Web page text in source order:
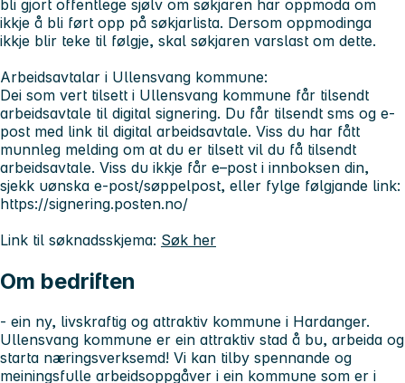
bli gjort offentlege sjølv om søkjaren har oppmoda om
ikkje å bli ført opp på søkjarlista. Dersom oppmodinga
ikkje blir teke til følgje, skal søkjaren varslast om dette.
Arbeidsavtalar i Ullensvang kommune:
Dei som vert tilsett i Ullensvang kommune får tilsendt
arbeidsavtale til digital signering. Du får tilsendt sms og e-
post med link til digital arbeidsavtale. Viss du har fått
munnleg melding om at du er tilsett vil du få tilsendt
arbeidsavtale. Viss du ikkje får e–post i innboksen din,
sjekk uønska e-post/søppelpost, eller fylge følgjande link:
https://signering.posten.no/
Link til søknadsskjema: Søk her
Om bedriften
- ein ny, livskraftig og attraktiv kommune i Hardanger.
Ullensvang kommune er ein attraktiv stad å bu, arbeida og
starta næringsverksemd! Vi kan tilby spennande og
meiningsfulle arbeidsoppgåver i ein kommune som er i